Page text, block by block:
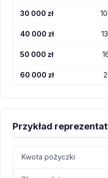
30 000 zł
40 000 zł
50 000 zł
60 000 zł
Przykład
Kwota pożyczki